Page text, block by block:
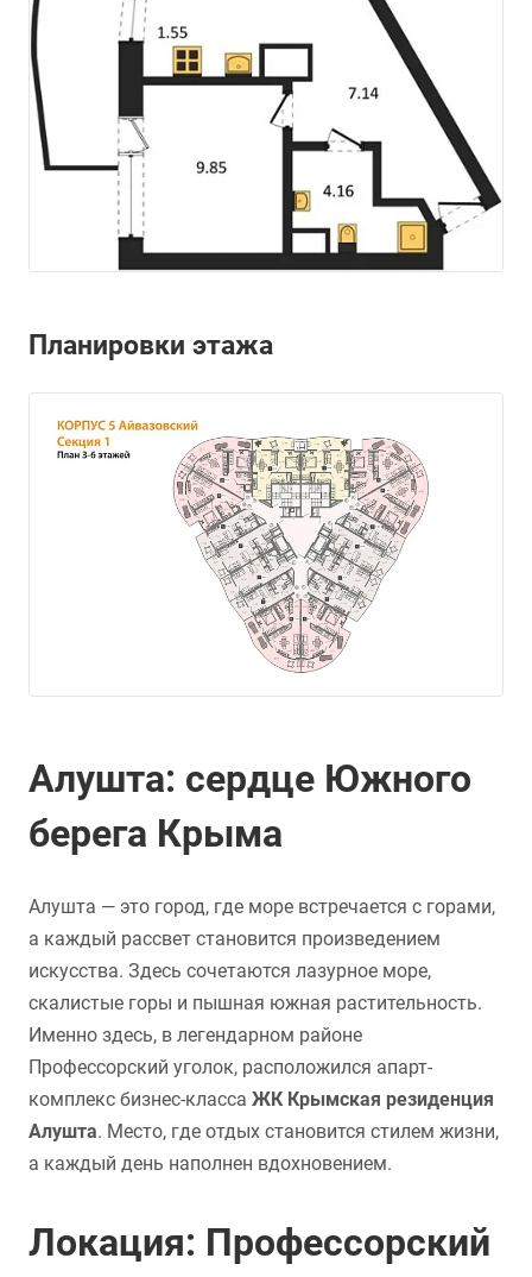
Планировки этажа
Алушта: сердце Южного
берега Крыма
Алушта — это город, где море встречается с горами,
а каждый рассвет становится произведением
искусства. Здесь сочетаются лазурное море,
скалистые горы и пышная южная растительность.
Именно здесь, в легендарном районе
Профессорский уголок, расположился апарт-
комплекс бизнес-класса ЖК Крымская резиденция
Алушта. Место, где отдых становится стилем жизни,
а каждый день наполнен вдохновением.
Локация: Профессорский